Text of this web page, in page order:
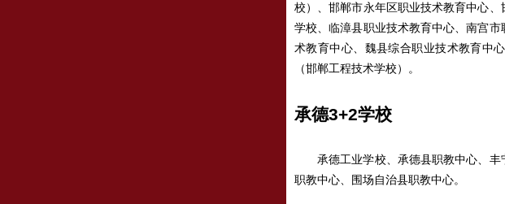
校）、邯郸市永年区职业技术教育中心
学校、临漳县职业技术教育中心、南宫
术教育中心、魏县综合职业技术教育中
（邯郸工程技术学校）。
承德3+2学校
承德工业学校、承德县职教中心、丰
职教中心、围场自治县职教中心。